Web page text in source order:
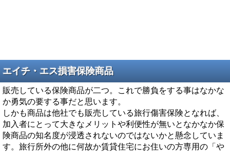
エイチ・エス損害保険商品
販売している保険商品が二つ。これで勝負をする事はなかな
か勇気の要する事だと思います。
しかも商品は他社でも販売している旅行傷害保険となれば、
加入者にとって大きなメリットや利便性が無いとなかなか保
険商品の知名度が浸透されないのではないかと懸念していま
す。旅行所外の他に何故か賃貸住宅にお住いの方専用の「や